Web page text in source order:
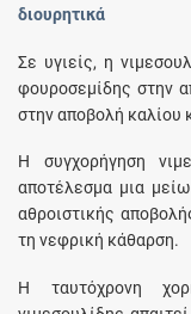
διουρητικά
Σε υγιείς, η
φουροσεμίδης στην
στην αποβολή καλίου
Η συγχορήγηση
αποτέλεσμα μια
αθροιστικής
τη νεφρική κάθαρση.
Η ταυτόχρονη